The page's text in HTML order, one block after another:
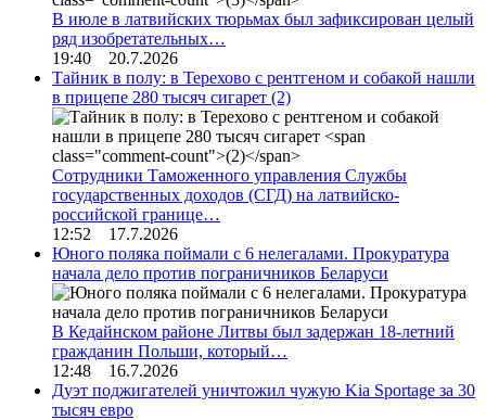
В июле в латвийских тюрьмах был зафиксирован целый
ряд изобретательных…
19:40 20.7.2026
Тайник в полу: в Терехово с рентгеном и собакой нашли
в прицепе 280 тысяч сигарет (2)
Сотрудники Таможенного управления Службы
государственных доходов (СГД) на латвийско-
российской границе…
12:52 17.7.2026
Юного поляка поймали с 6 нелегалами. Прокуратура
начала дело против пограничников Беларуси
В Кедайнском районе Литвы был задержан 18-летний
гражданин Польши, который…
12:48 16.7.2026
Дуэт поджигателей уничтожил чужую Kia Sportage за 30
тысяч евро